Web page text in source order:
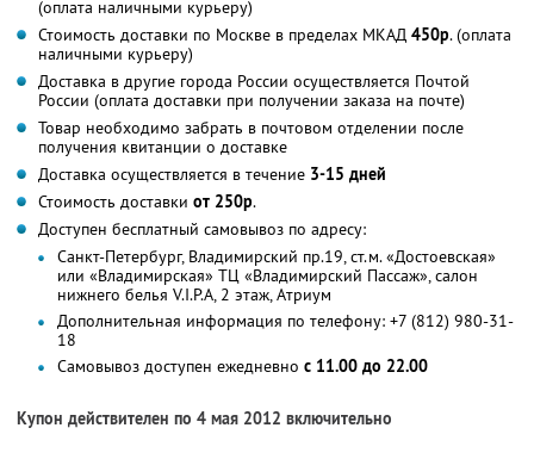
(оплата наличными курьеру)
Стоимость доставки по Москве в пределах МКАД 450р. (оплата
наличными курьеру)
Доставка в другие города России осуществляется Почтой
России (оплата доставки при получении заказа на почте)
Товар необходимо забрать в почтовом отделении после
получения квитанции о доставке
Доставка осуществляется в течение 3-15 дней
Стоимость доставки от 250р.
Доступен бесплатный самовывоз по адресу:
Санкт-Петербург, Владимирский пр.19, ст.м. «Достоевская»
или «Владимирская» ТЦ «Владимирский Пассаж», салон
нижнего белья V.I.P.A, 2 этаж, Атриум
Дополнительная информация по телефону: +7 (812) 980-31-
18
Самовывоз доступен ежедневно с 11.00 до 22.00
Купон действителен по 4 мая 2012 включительно